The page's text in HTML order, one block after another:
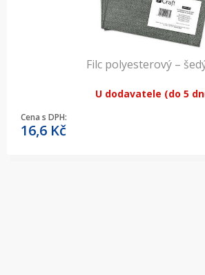
Filc polyesterový –
U dodavatele (do 5
Cena s DPH:
16,6 Kč